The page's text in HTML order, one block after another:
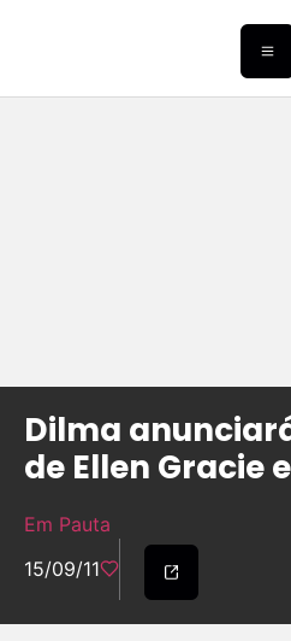
Dilma
de Ellen Gracie
Em Pauta
15/09/11